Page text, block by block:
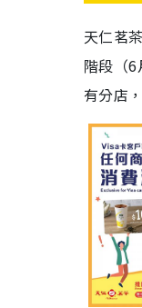
天仁茗
階段（
有分店